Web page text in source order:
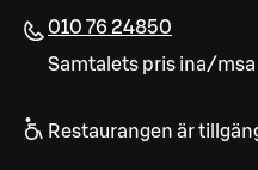
010 76 24850
Samtalets pris ina/msa
Restaurangen är